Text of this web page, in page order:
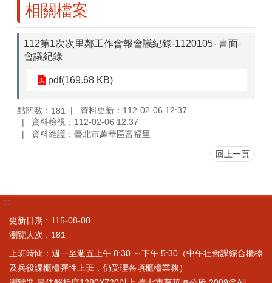
相關檔案
112第1次次里鄰工作會報會議紀錄-1120105- 書面-
會議紀錄
pdf(169.68 KB)
點閱數： 181
資料更新：112-02-06 12:37
資料檢視：112-02-06 12:37
資料維護：臺北市萬華區富福里
回上一頁
:::
更新日期
115-08-08
瀏覽人次
181
上班時間：週一至週五上午 8:30 ～下午 5:30（中午社會課綜合櫃檯
及兵役課櫃檯彈性上班，仍受理各項櫃檯業務）